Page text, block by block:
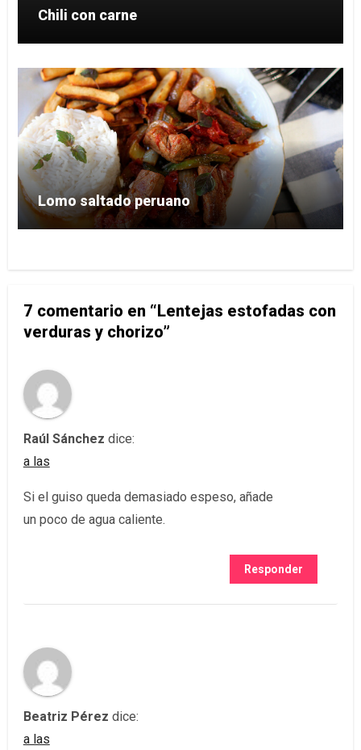
Chili con carne
Lomo saltado peruano
7 comentario en “Lentejas estofadas con
verduras y chorizo”
Raúl Sánchez dice:
a las
Si el guiso queda demasiado espeso, añade
un poco de agua caliente.
Responder
Beatriz Pérez dice:
a las